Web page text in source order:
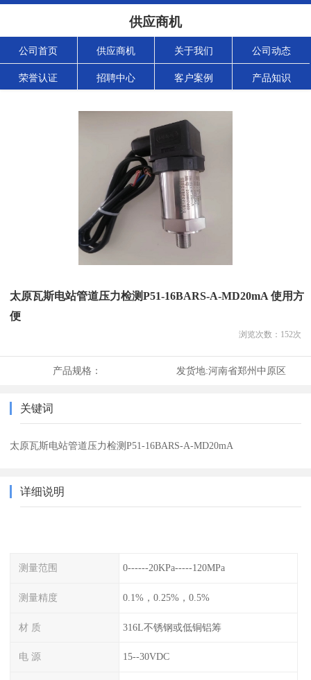
供应商机
公司首页 供应商机 关于我们 公司动态
荣誉认证 招聘中心 客户案例 产品知识
太原瓦斯电站管道压力检测P51-16BARS-A-MD20mA 使用方
便
浏览次数： 152次
产品规格： 发货地:河南省郑州中原区
关键词
太原瓦斯电站管道压力检测P51-16BARS-A-MD20mA
详细说明
测量范围 0------20KPa-----120MPa
测量精度 0.1%，0.25%，0.5%
材 质 316L不锈钢或低铜铝筹
电 源 15--30VDC